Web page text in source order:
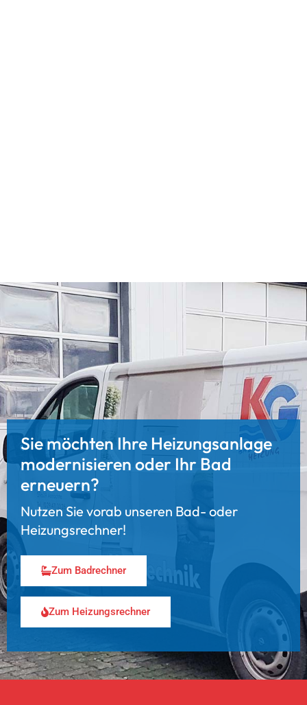
Sie möchten Ihre Heizungsanlage
modernisieren oder Ihr Bad
erneuern?
Nutzen Sie vorab unseren Bad- oder
Heizungsrechner!
Zum Badrechner
Zum Heizungsrechner